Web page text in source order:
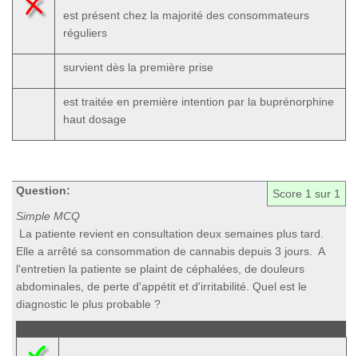
est présent chez la majorité des consommateurs
réguliers
survient dès la première prise
est traitée en première intention par la buprénorphine
haut dosage
Score 1 sur 1
Question:
Simple MCQ
La patiente revient en consultation deux semaines plus tard.
Elle a arrêté sa consommation de cannabis depuis 3 jours. A
l'entretien la patiente se plaint de céphalées, de douleurs
abdominales, de perte d'appétit et d'irritabilité. Quel est le
diagnostic le plus probable ?